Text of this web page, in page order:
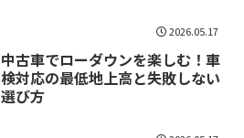
2026.05.17
中古車でローダウンを楽しむ！車
検対応の最低地上高と失敗しない
選び方